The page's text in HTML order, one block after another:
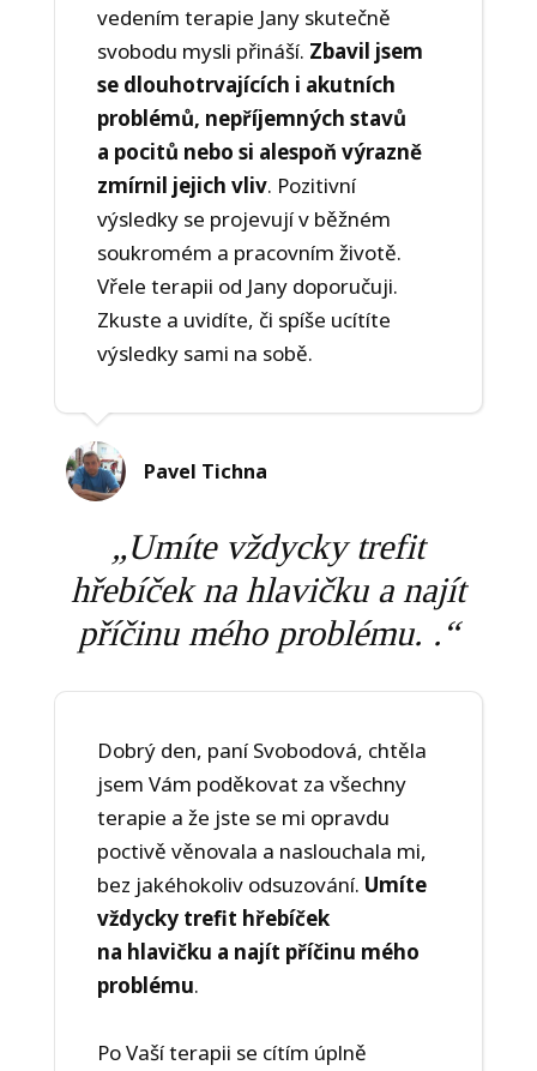
vedením terapie Jany skutečně
svobodu mysli přináší. Zbavil jsem
se dlouhotrvajících i akutních
problémů, nepříjemných stavů
a pocitů nebo si alespoň výrazně
zmírnil jejich vliv. Pozitivní
výsledky se projevují v běžném
soukromém a pracovním životě.
Vřele terapii od Jany doporučuji.
Zkuste a uvidíte, či spíše ucítíte
výsledky sami na sobě.
Pavel Tichna
„Umíte vždycky trefit
hřebíček na hlavičku a najít
příčinu mého problému. .“
Dobrý den, paní Svobodová, chtěla
jsem Vám poděkovat za všechny
terapie a že jste se mi opravdu
poctivě věnovala a naslouchala mi,
bez jakéhokoliv odsuzování. Umíte
vždycky trefit hřebíček
na hlavičku a najít příčinu mého
problému.
Po Vaší terapii se cítím úplně